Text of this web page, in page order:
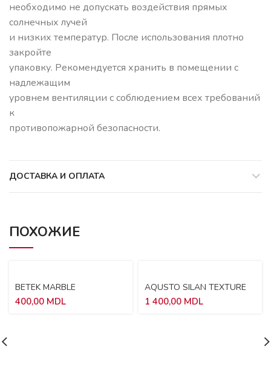
необходимо не допускать воздействия прямых
солнечных лучей
и низких температур. После использования плотно
закройте
упаковку. Рекомендуется хранить в помещении с
надлежащим
уровнем вентиляции с соблюдением всех требований
к
противопожарной безопасности.
ДОСТАВКА И ОПЛАТА
ПОХОЖИЕ
BETEK MARBLE
400,00 MDL
AQUSTO SILAN TEXTURE
25KG
1 400,00 MDL